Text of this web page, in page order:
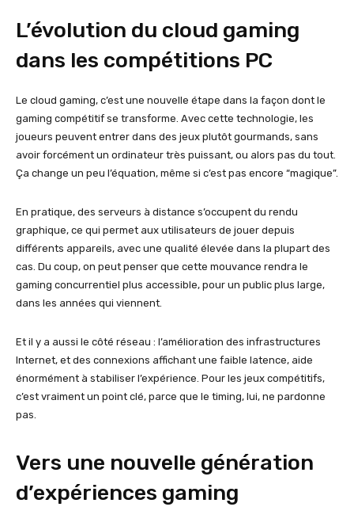
L’évolution du cloud gaming
dans les compétitions PC
Le cloud gaming, c’est une nouvelle étape dans la façon dont le
gaming compétitif se transforme. Avec cette technologie, les
joueurs peuvent entrer dans des jeux plutôt gourmands, sans
avoir forcément un ordinateur très puissant, ou alors pas du tout.
Ça change un peu l’équation, même si c’est pas encore “magique”.
En pratique, des serveurs à distance s’occupent du rendu
graphique, ce qui permet aux utilisateurs de jouer depuis
différents appareils, avec une qualité élevée dans la plupart des
cas. Du coup, on peut penser que cette mouvance rendra le
gaming concurrentiel plus accessible, pour un public plus large,
dans les années qui viennent.
Et il y a aussi le côté réseau : l’amélioration des infrastructures
Internet, et des connexions affichant une faible latence, aide
énormément à stabiliser l’expérience. Pour les jeux compétitifs,
c’est vraiment un point clé, parce que le timing, lui, ne pardonne
pas.
Vers une nouvelle génération
d’expériences gaming